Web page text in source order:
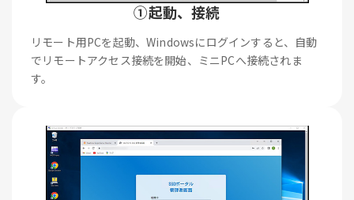
①起動、接続
リモート用PCを起動、Windowsにログインすると、自動
でリモートアクセス接続を開始、ミニPCへ接続されま
す。